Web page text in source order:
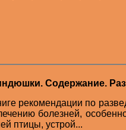
Содержание.
рекомендации по
болезней,
птицы, устрой...